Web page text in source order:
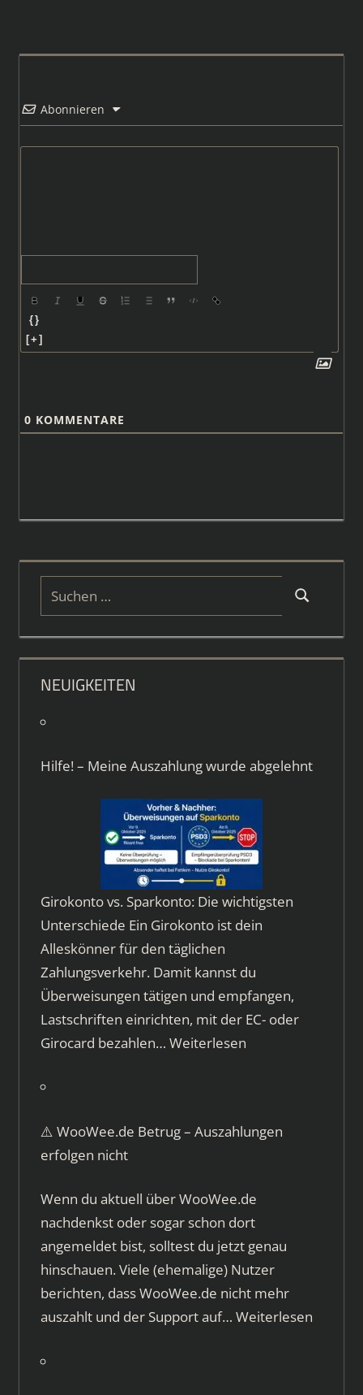
Abonnieren
{}
[+]
0 KOMMENTARE
Suchen
Suchen
NEUIGKEITEN
Hilfe! – Meine Auszahlung wurde abgelehnt
Girokonto vs. Sparkonto: Die wichtigsten
Unterschiede Ein Girokonto ist dein
Alleskönner für den täglichen
Zahlungsverkehr. Damit kannst du
Überweisungen tätigen und empfangen,
Lastschriften einrichten, mit der EC- oder
Girocard bezahlen… Weiterlesen
⚠️ WooWee.de Betrug – Auszahlungen
erfolgen nicht
Wenn du aktuell über WooWee.de
nachdenkst oder sogar schon dort
angemeldet bist, solltest du jetzt genau
hinschauen. Viele (ehemalige) Nutzer
berichten, dass WooWee.de nicht mehr
auszahlt und der Support auf… Weiterlesen